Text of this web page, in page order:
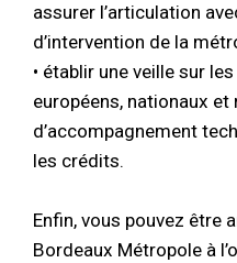
assurer l’articulation
d’intervention de la
• établir une veille sur
européens, nationaux et
d’accompagnement
les crédits.
Enfin, vous pouvez être
Bordeaux Métropole à